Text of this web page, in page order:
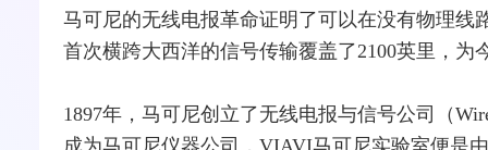
马可尼的无线电报革命证明了可以在没有物理线
首次横跨大西洋的信号传输覆盖了2100英里，为
1897年，马可尼创立了无线电报与信号公司（